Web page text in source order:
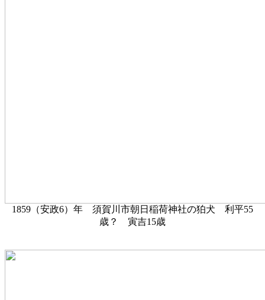
1859（安政6）年 須賀川市朝日稲荷神社の狛犬 利平55
歳？ 寅吉15歳